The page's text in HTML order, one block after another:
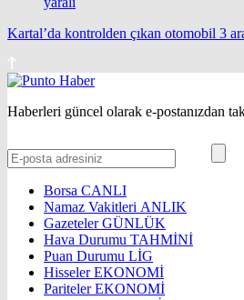
Kartal’da kontrolden çıkan otomobil 3
Haberleri güncel olarak e-postanızdan
Borsa CANLI
Namaz Vakitleri ANLIK
GazetelerGÜNLÜK
Hava Durumu TAHMİNİ
Puan Durumu LİG
HisselerEKONOMİ
ParitelerEKONOMİ